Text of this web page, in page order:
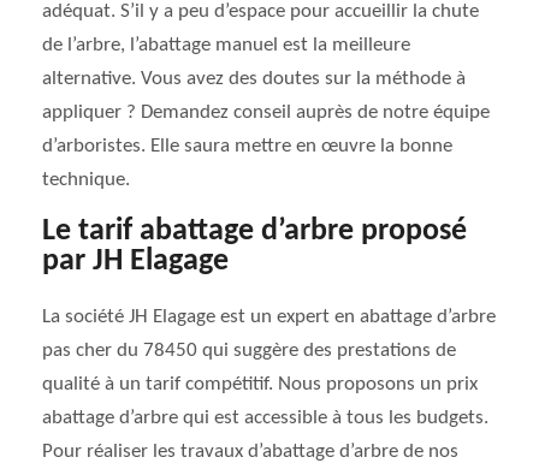
adéquat. S’il y a peu d’espace pour accueillir la chute
de l’arbre, l’abattage manuel est la meilleure
alternative. Vous avez des doutes sur la méthode à
appliquer ? Demandez conseil auprès de notre équipe
d’arboristes. Elle saura mettre en œuvre la bonne
technique.
Le tarif abattage d’arbre proposé
par JH Elagage
La société JH Elagage est un expert en abattage d’arbre
pas cher du 78450 qui suggère des prestations de
qualité à un tarif compétitif. Nous proposons un prix
abattage d’arbre qui est accessible à tous les budgets.
Pour réaliser les travaux d’abattage d’arbre de nos